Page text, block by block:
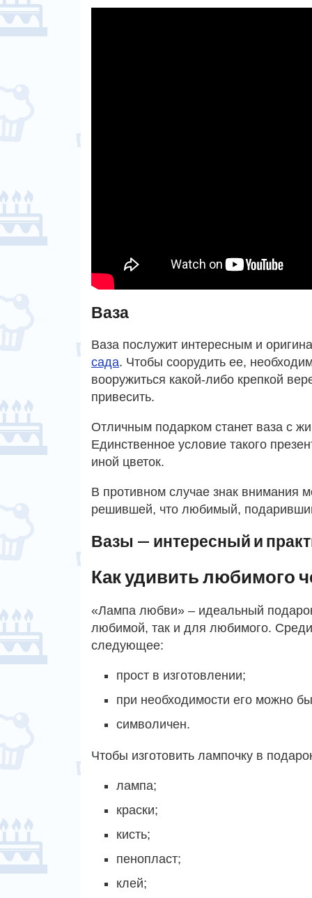
Ваза
Ваза послужит интересным и
сада. Чтобы соорудить ее,
вооружиться какой-либо крепкой
привесить.
Отличным подарком станет ваза с
Единственное условие такого
иной цветок.
В противном случае знак внимания
решившей, что любимый,
Вазы — интересный и
Как удивить любимого
«Лампа любви» – идеальный
любимой, так и для любимого.
следующее:
прост в изготовлении;
при необходимости его можно
символичен.
Чтобы изготовить лампочку в
лампа;
краски;
кисть;
пенопласт;
клей;